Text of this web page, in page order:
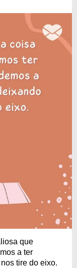
que
a ter
tire do eixo.